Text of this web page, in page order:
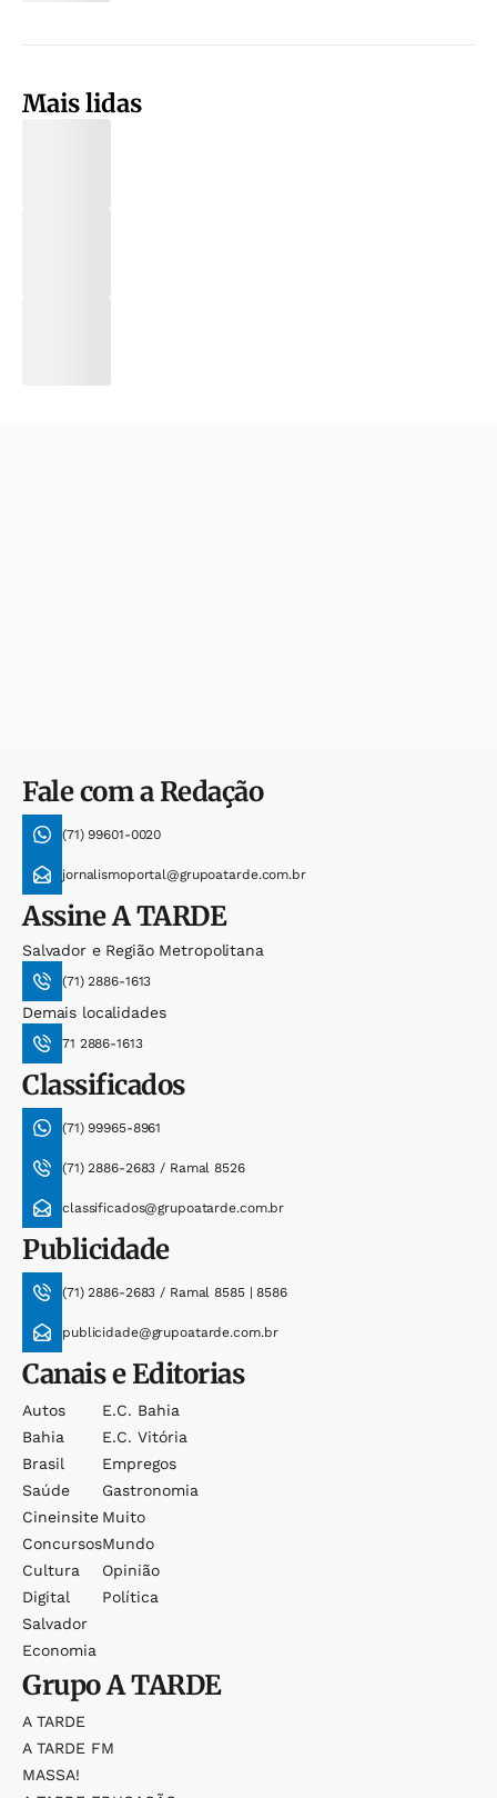
Mais lidas
Fale com a Redação
(71) 99601-0020
jornalismoportal@grupoatarde.com.br
AssineA TARDE
Salvador e Região Metropolitana
(71) 2886-1613
Demais localidades
71 2886-1613
Classificados
(71) 99965-8961
(71) 2886-2683 / Ramal 8526
classificados@grupoatarde.com.br
Publicidade
(71) 2886-2683 / Ramal 8585 | 8586
publicidade@grupoatarde.com.br
Canais e Editorias
Autos
Bahia
Brasil
Saúde
Cineinsite
Concursos
Cultura
Digital
Salvador
Economia
E.c. Bahia
E.c. Vitória
Empregos
Gastronomia
Muito
Mundo
Opinião
Política
GrupoA TARDE
A TARDE
A TARDE FM
MASSA!